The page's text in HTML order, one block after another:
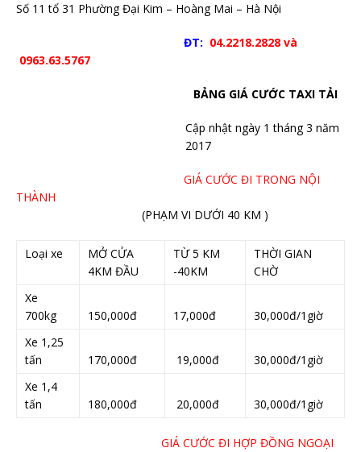
Số 11 tổ 31 Phường Đại Kim – Hoàng Mai – Hà Nội
ĐT: 04.2218.2828 và
0963.63.5767
BẢNG GIÁ CƯỚC TAXI TẢI
Cập nhật ngày 1 tháng 3 năm
2017
GIÁ CƯỚC ĐI TRONG NỘI
THÀNH
(PHẠM VI DƯỚI 40 KM )
Loại xe
MỞ CỬA
4KM ĐẦU
TỪ 5 KM
-40KM
THỜI GIAN
CHỜ
Xe
700kg
150,000đ 17,000đ
30,000đ/1giờ
Xe 1,25
tấn
170,000đ 19,000đ
30,000đ/1giờ
Xe 1,4
tấn
180,000đ 20,000đ 30,000đ/1giờ
GIÁ CƯỚC ĐI HỢP ĐỒNG NGOẠI